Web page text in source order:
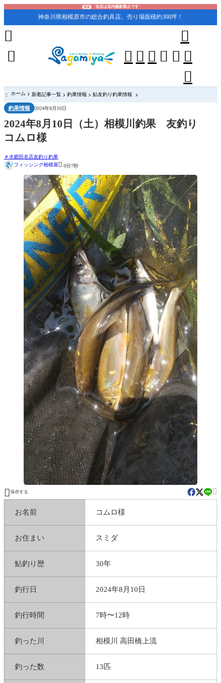
重要 当店は店内撮影禁止です
神奈川県相模原市の総合釣具店。売り場面積約300坪！
    





 ホーム 新着記事一覧 釣果情報 鮎友釣り釣果情報
釣果情報 2024年8月10日
2024年8月10日（土）相模川釣果 友釣り
コムロ様
水郷田名店友釣り釣果
フィッシング相模屋 0分7秒
 保存する 
お名前 コムロ様
お住まい スミダ
鮎釣り歴 30年
釣行日 2024年8月10日
釣行時間 7時〜12時
釣った川 相模川 高田橋上流
釣った数 13匹